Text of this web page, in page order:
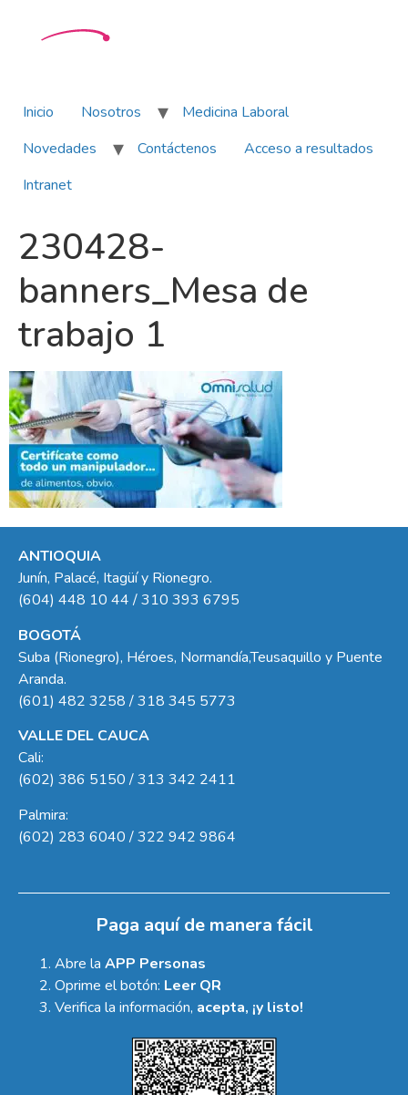
Inicio Nosotros
Medicina Laboral
Novedades
Contáctenos
Acceso a resultados
Intranet
230428-
banners_Mesa de
trabajo 1
ANTIOQUIA
Junín, Palacé, Itagüí y Rionegro.
(604) 448 10 44 / 310 393 6795
BOGOTÁ
Suba (Rionegro), Héroes, Normandía,Teusaquillo y Puente
Aranda.
(601) 482 3258 / 318 345 5773
VALLE DEL CAUCA
Cali:
(602) 386 5150 / 313 342 2411
Palmira:
(602) 283 6040 / 322 942 9864
Paga aquí de manera fácil
Abre la APP Personas
Oprime el botón: Leer QR
Verifica la información, acepta, ¡y listo!